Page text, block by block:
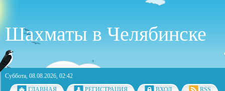
Шахматы в Челябинске
Суббота, 08.08.2026, 02:42
ГЛАВНАЯ
РЕГИСТРАЦИЯ ВХОД RSS